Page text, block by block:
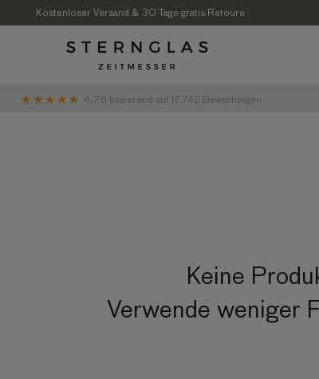
Kostenloser Versand & 30 Tage gratis Retoure
4,76 basierend auf 17.742 Bewertungen
Keine
Verwende weniger